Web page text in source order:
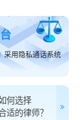
采用隐私通话系统
何选择
适的律师？